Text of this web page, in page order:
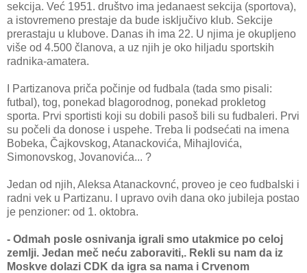
sekcija. Već 1951. društvo ima jedanaest sekcija (sportova),
a istovremeno prestaje da bude isključivo klub. Sekcije
prerastaju u klubove. Danas ih ima 22. U njima je okupljeno
više od 4.500 članova, a uz njih je oko hiljadu sportskih
radnika-amatera.
I Partizanova priča počinje od fudbala (tada smo pisali:
futbal), tog, ponekad blagorodnog, ponekad prokletog
sporta. Prvi sportisti koji su dobili pasoš bili su fudbaleri. Prvi
su počeli da donose i uspehe. Treba li podsećati na imena
Bobeka, Čajkovskog, Atanackovića, Mihajlovića,
Simonovskog, Jovanovića... ?
Jedan od njih, Aleksa Atanackovnć, proveo je ceo fudbalski i
radni vek u Partizanu. I upravo ovih dana oko jubileja postao
je penzioner: od 1. oktobra.
- Odmah posle osnivanja igrali smo utakmice po celoj
zemlji. Jedan meč neću zaboraviti,. Rekli su nam da iz
Moskve dolazi CDK da igra sa nama i Crvenom